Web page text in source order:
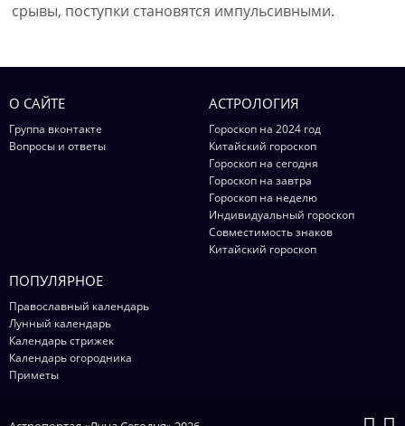
срывы, поступки становятся импульсивными.
О САЙТЕ
Группа вконтакте
Вопросы и ответы
АСТРОЛОГИЯ
Гороскоп на 2024 год
Китайский гороскоп
Гороскоп на сегодня
Гороскоп на завтра
Гороскоп на неделю
Индивидуальный гороскоп
Совместимость знаков
Китайский гороскоп
ПОПУЛЯРНОЕ
Православный календарь
Лунный календарь
Календарь стрижек
Календарь огородника
Приметы